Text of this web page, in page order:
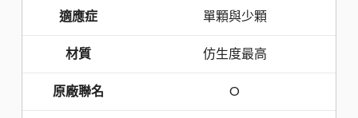
適應症 單顆與少顆
材質 仿生度最高
原廠聯名 O